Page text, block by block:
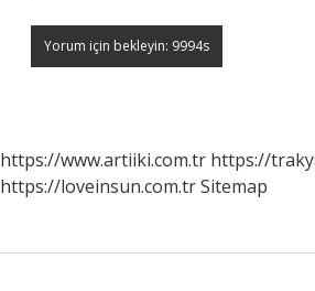
https://www.artiiki.com.tr https://
https://loveinsun.com.trSitemap